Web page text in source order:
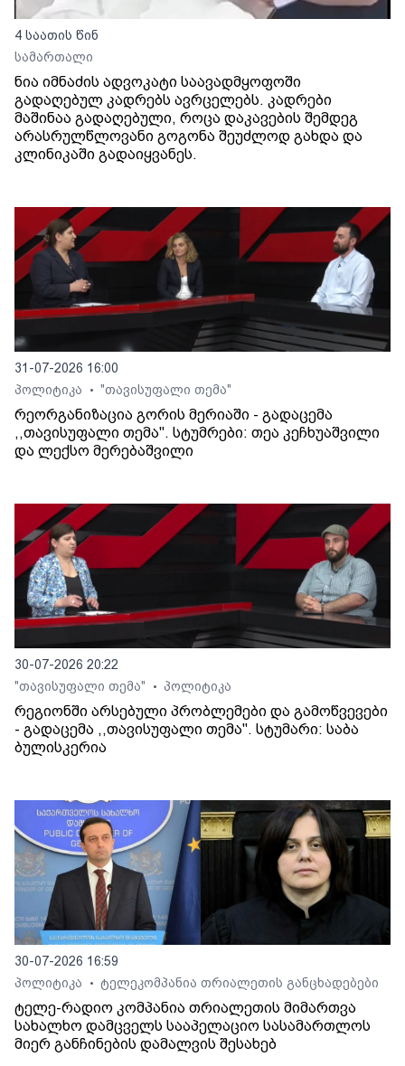
4 საათის წინ
სამართალი
ნია იმნაძის ადვოკატი საავადმყოფოში
გადაღებულ კადრებს ავრცელებს. კადრები
მაშინაა გადაღებული, როცა დაკავების შემდეგ
არასრულწლოვანი გოგონა შეუძლოდ გახდა და
კლინიკაში გადაიყვანეს.
31-07-2026 16:00
პოლიტიკა
• "თავისუფალი თემა"
რეორგანიზაცია გორის მერიაში - გადაცემა
,,თავისუფალი თემა". სტუმრები: თეა კეჩხუაშვილი
და ლექსო მერებაშვილი
30-07-2026 20:22
"თავისუფალი თემა"
• პოლიტიკა
რეგიონში არსებული პრობლემები და გამოწვევები
- გადაცემა ,,თავისუფალი თემა". სტუმარი: საბა
ბულისკერია
30-07-2026 16:59
პოლიტიკა
• ტელეკომპანია თრიალეთის განცხადებები
ტელე-რადიო კომპანია თრიალეთის მიმართვა
სახალხო დამცველს სააპელაციო სასამართლოს
მიერ განჩინების დამალვის შესახებ